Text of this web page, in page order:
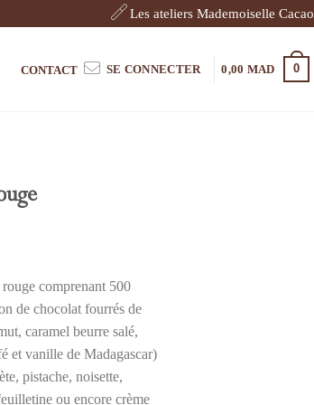
Les ateliers Mademoiselle Cacao
CONTACT SE CONNECTER 0,00 MAD 0
comprenant 500
de chocolat fourrés de
caramel beurre salé,
et vanille de Madagascar)
pistache, noisette,
ou encore crème